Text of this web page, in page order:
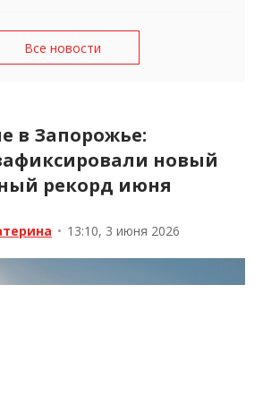
Все новости
в Запорожье:
новый
рекорд июня
• 13:10, 3 июня 2026